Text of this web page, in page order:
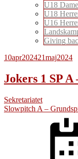
U18
U18
U16
Giving
10apr202421maj2024
Jokers 1 SP A
Sekretariatet
Slowpitch A –